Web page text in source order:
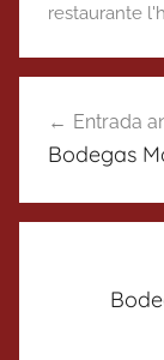
restaurante
de
Entrada
Bodegas